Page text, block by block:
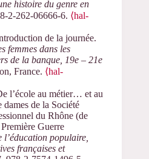
histoire du genre en
2-262-06666-6. ⟨hal-
de la journée.
femmes dans les
de la banque, 19e – 21e
France. ⟨hal-
l’école au métier… et au
dames de la Société
du Rhône (de
Guerre
l’éducation populaire,
françaises et